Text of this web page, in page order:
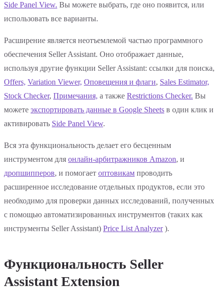
Side Panel View. Вы можете выбрать, где оно появится, или
использовать все варианты.
Расширение является неотъемлемой частью программного
обеспечения Seller Assistant. Оно отображает данные,
используя другие функции Seller Assistant: ссылки для поиска,
Offers, Variation Viewer, Оповещения и флаги, Sales Estimator,
Stock Checker, Примечания, а также Restrictions Checker. Вы
можете экспортировать данные в Google Sheets в один клик и
активировать Side Panel View.
Вся эта функциональность делает его бесценным
инструментом для онлайн-арбитражников Amazon, и
дропшипперов, и помогает оптовикам проводить
расширенное исследование отдельных продуктов, если это
необходимо для проверки данных исследований, полученных
с помощью автоматизированных инструментов (таких как
инструменты Seller Assistant) Price List Analyzer).
Функциональность Seller
Assistant Extension